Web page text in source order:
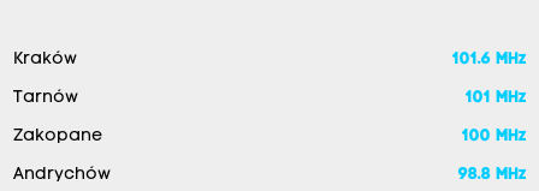
Kraków 101.6 MHz
Tarnów 101 MHz
Zakopane 100 MHz
Andrychów 98.8 MHz